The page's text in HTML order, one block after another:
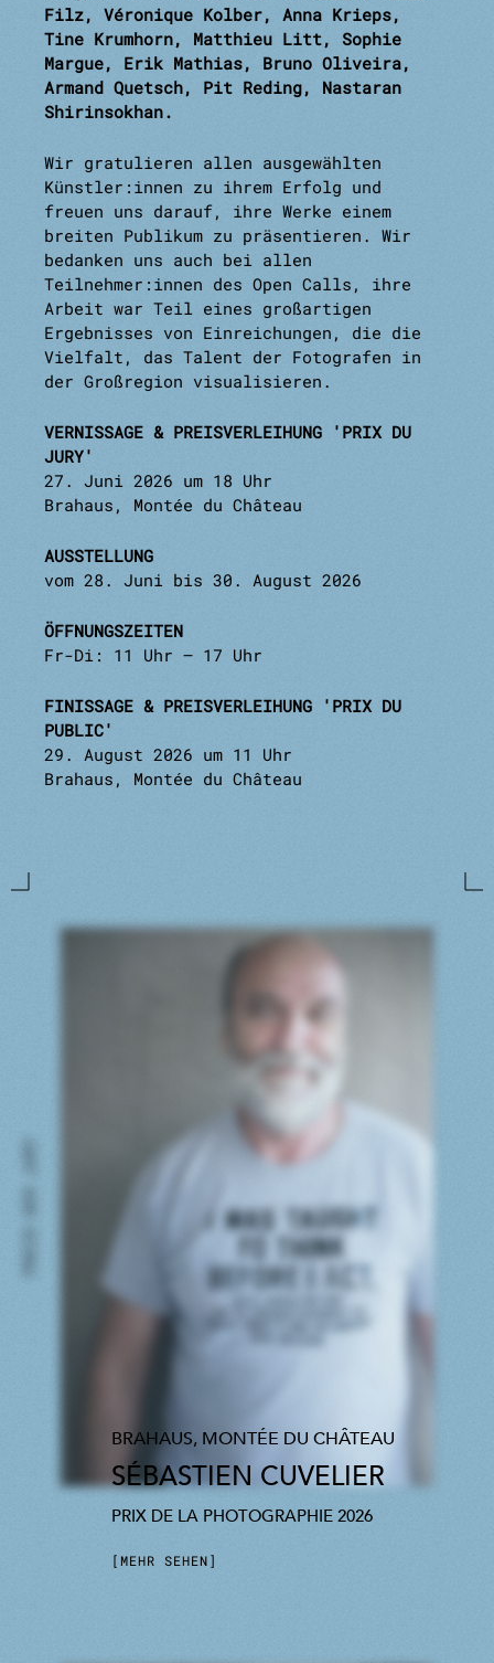
Filz, Véronique Kolber, Anna Krieps,
Tine Krumhorn, Matthieu Litt, Sophie
Margue, Erik Mathias, Bruno Oliveira,
Armand Quetsch, Pit Reding, Nastaran
Shirinsokhan.
Wir gratulieren allen ausgewählten
Künstler:innen zu ihrem Erfolg und
freuen uns darauf, ihre Werke einem
breiten Publikum zu präsentieren. Wir
bedanken uns auch bei allen
Teilnehmer:innen des Open Calls, ihre
Arbeit war Teil eines großartigen
Ergebnisses von Einreichungen, die die
Vielfalt, das Talent der Fotografen in
der Großregion visualisieren.
VERNISSAGE & PREISVERLEIHUNG 'PRIX DU
JURY'
27. Juni 2026 um 18 Uhr
Brahaus, Montée du Château
AUSSTELLUNG
vom 28. Juni bis 30. August 2026
ÖFFNUNGSZEITEN
Fr-Di: 11 Uhr – 17 Uhr
FINISSAGE & PREISVERLEIHUNG 'PRIX DU
PUBLIC'
29. August 2026 um 11 Uhr
Brahaus, Montée du Château
PREIS DER JURY
BRAHAUS, MONTÉE DU CHÂTEAU
SÉBASTIEN CUVELIER
PRIX DE LA PHOTOGRAPHIE 2026
MEHR SEHEN